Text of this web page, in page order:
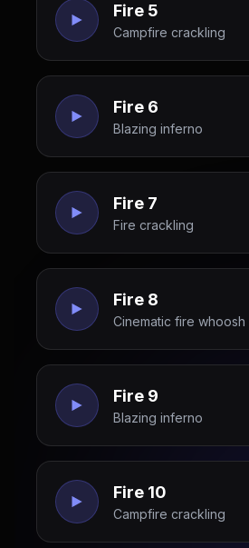
Fire 5
Campfire crackling
Fire 6
Blazing inferno
Fire 7
Fire crackling
Fire 8
Cinematic fire whoosh
Fire 9
Blazing inferno
Fire 10
Campfire crackling